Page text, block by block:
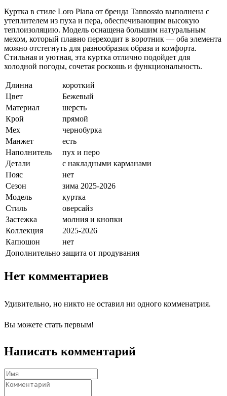
Куртка в стиле Loro Piana от бренда Tannossto выполнена с
утеплителем из пуха и пера, обеспечивающим высокую
теплоизоляцию. Модель оснащена большим натуральным
мехом, который плавно переходит в воротник — оба элемента
можно отстегнуть для разнообразия образа и комфорта.
Стильная и уютная, эта куртка отлично подойдет для
холодной погоды, сочетая роскошь и функциональность.
Длинна
короткий
Цвет
Бежевый
Материал
шерсть
Крой
прямой
Мех
чернобурка
Манжет
есть
Наполнитель
пух и перо
Детали
с накладными карманами
Пояс
нет
Сезон
зима 2025-2026
Модель
куртка
Стиль
оверсайз
Застежка
молния и кнопки
Коллекция
2025-2026
Капюшон
нет
Дополнительно защита от продувания
Нет комментариев
Удивительно, но никто не оставил ни одного комменатрия.
Вы можете стать первым!
Написать комментарий